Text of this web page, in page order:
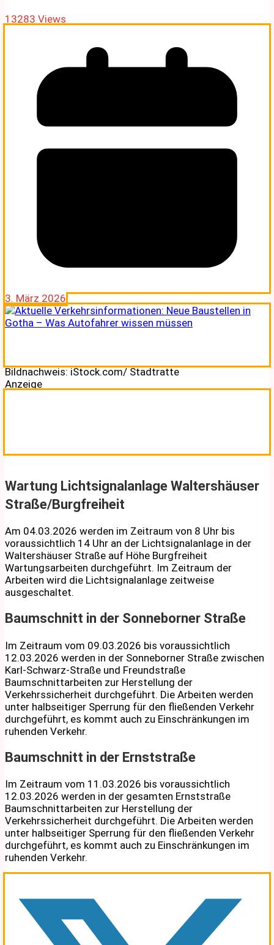
13283 Views
3. März 2026
Bildnachweis: iStock.com/ Stadtratte
Anzeige
Wartung Lichtsignalanlage Waltershäuser
Straße/Burgfreiheit
Am 04.03.2026 werden im Zeitraum von 8 Uhr bis
voraussichtlich 14 Uhr an der Lichtsignalanlage in der
Waltershäuser Straße auf Höhe Burgfreiheit
Wartungsarbeiten durchgeführt. Im Zeitraum der
Arbeiten wird die Lichtsignalanlage zeitweise
ausgeschaltet.
Baumschnitt in der Sonneborner Straße
Im Zeitraum vom 09.03.2026 bis voraussichtlich
12.03.2026 werden in der Sonneborner Straße zwischen
Karl-Schwarz-Straße und Freundstraße
Baumschnittarbeiten zur Herstellung der
Verkehrssicherheit durchgeführt. Die Arbeiten werden
unter halbseitiger Sperrung für den fließenden Verkehr
durchgeführt, es kommt auch zu Einschränkungen im
ruhenden Verkehr.
Baumschnitt in der Ernststraße
Im Zeitraum vom 11.03.2026 bis voraussichtlich
12.03.2026 werden in der gesamten Ernststraße
Baumschnittarbeiten zur Herstellung der
Verkehrssicherheit durchgeführt. Die Arbeiten werden
unter halbseitiger Sperrung für den fließenden Verkehr
durchgeführt, es kommt auch zu Einschränkungen im
ruhenden Verkehr.